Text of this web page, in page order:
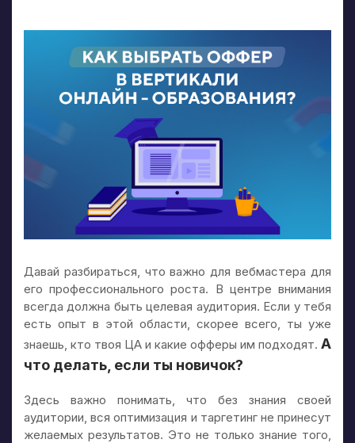
Давай разбираться, что важно для вебмастера для
его профессионального роста. В центре внимания
всегда должна быть целевая аудитория. Если у тебя
есть опыт в этой области, скорее всего, ты уже
знаешь, кто твоя ЦА и какие офферы им подходят. А
что делать, если ты новичок?
Здесь важно понимать, что без знания своей
аудитории, вся оптимизация и таргетинг не принесут
желаемых результатов. Это не только знание того,